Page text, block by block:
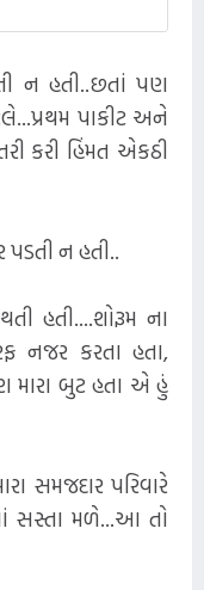
ન હતી..છતાં પણ
પાકીટ અને
કરી હિંમત એકઠી
ન હતી..
હતી....શોરૂમ ના
નજર કરતા હતા,
મારા બુટ હતા એ હું
સમજદાર પરિવારે
સસ્તા મળે...આ તો